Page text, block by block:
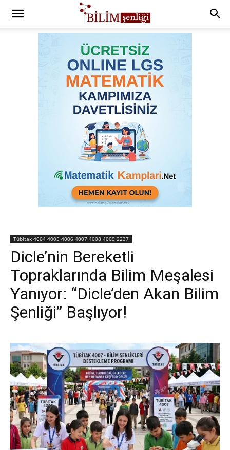
Tübitak 4004 4005 4006 4007 4008 4009 2237
Dicle’nin Bereketli
Topraklarında Bilim Meşalesi
Yanıyor: “Dicle’den Akan Bilim
Şenliği” Başlıyor!